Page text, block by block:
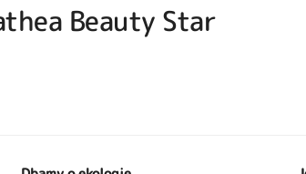
Beauty Star